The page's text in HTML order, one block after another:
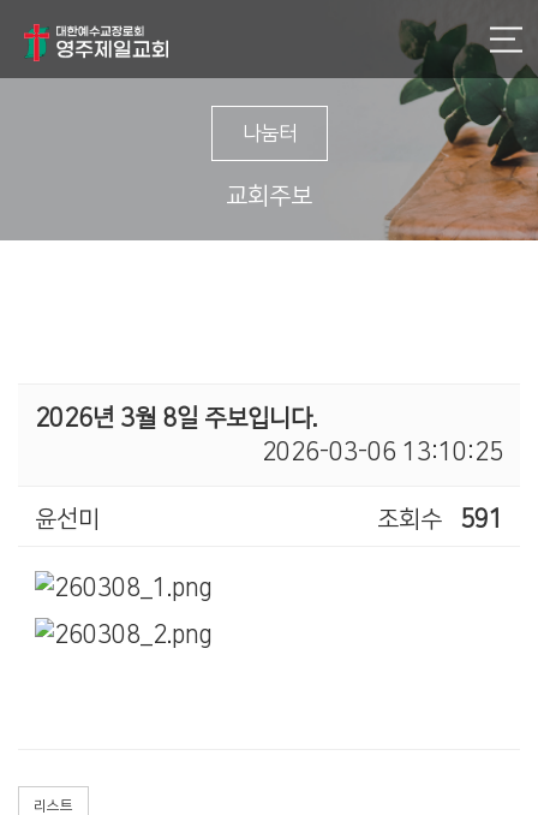
나눔터
교회주보
2026년 3월 8일 주보입니다.
2026-03-06 13:10:25
윤선미 조회수 591
리스트